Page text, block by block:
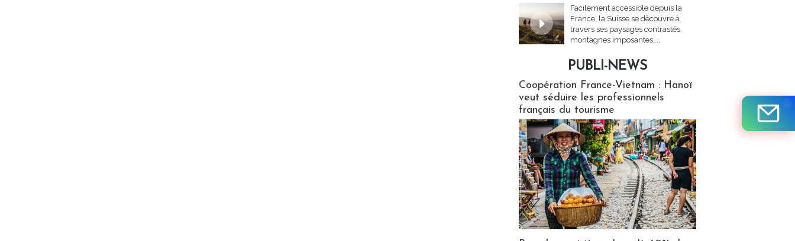
Facilement accessible depuis la
France, la Suisse se découvre à
travers ses paysages contrastés,
montagnes imposantes,...
PUBLI-NEWS
Coopération France-Vietnam : Hanoï
veut séduire les professionnels
français du tourisme